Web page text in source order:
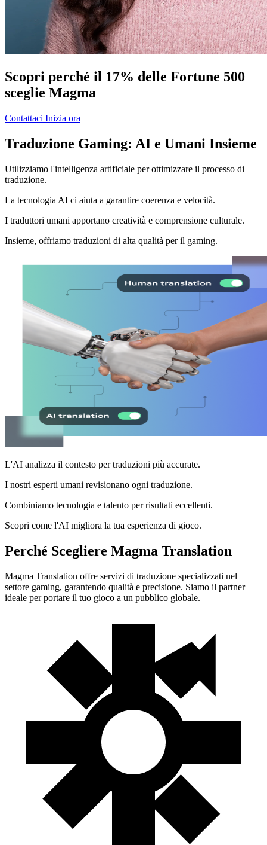
Scopri perché il 17% delle Fortune 500
sceglie Magma
Contattaci Inizia ora
Traduzione Gaming: AI e Umani Insieme
Utilizziamo l'intelligenza artificiale per ottimizzare il processo di
traduzione.
La tecnologia AI ci aiuta a garantire coerenza e velocità.
I traduttori umani apportano creatività e comprensione culturale.
Insieme, offriamo traduzioni di alta qualità per il gaming.
L'AI analizza il contesto per traduzioni più accurate.
I nostri esperti umani revisionano ogni traduzione.
Combiniamo tecnologia e talento per risultati eccellenti.
Scopri come l'AI migliora la tua esperienza di gioco.
Perché Scegliere Magma Translation
Magma Translation offre servizi di traduzione specializzati nel
settore gaming, garantendo qualità e precisione. Siamo il partner
ideale per portare il tuo gioco a un pubblico globale.